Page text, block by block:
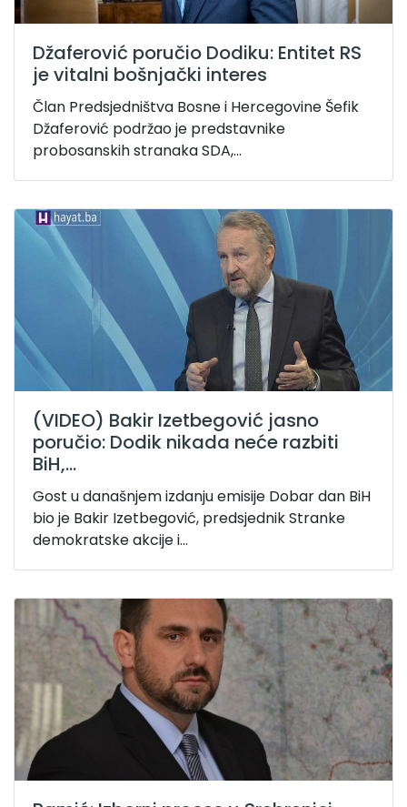
Džaferović poručio Dodiku: Entitet RS
je vitalni bošnjački interes
Član Predsjedništva Bosne i Hercegovine Šefik
Džaferović podržao je predstavnike
probosanskih stranaka SDA,...
(VIDEO) Bakir Izetbegović jasno
poručio: Dodik nikada neće razbiti
BiH,...
Gost u današnjem izdanju emisije Dobar dan BiH
bio je Bakir Izetbegović, predsjednik Stranke
demokratske akcije i...